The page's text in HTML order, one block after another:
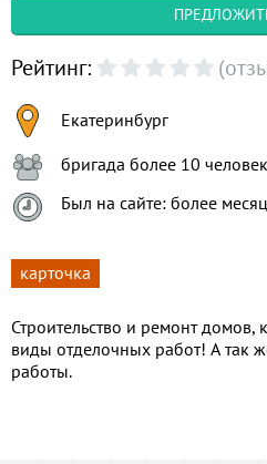
Рейтинг:
Екатеринбург
бригада более 10 человек
Был на сайте: более
карточка
Строительство и ремонт домов,
виды отделочных работ! А так
работы.